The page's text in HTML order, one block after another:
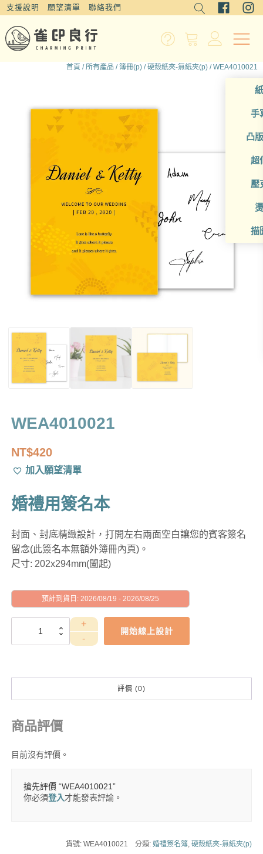
支援說明 願望清單 聯絡我們
手
凸
超
壓
描
首頁 /所有產品 /簿冊(p) /硬殼紙夾-無紙夾(p) / WEA4010021
WEA4010021
NT$420
加入願望清單
婚禮用簽名本
封面、封底精緻設計，打開左右兩面空白讓您的賓客簽名
留念(此簽名本無額外簿冊內頁)。
尺寸: 202x294mm(闔起)
預計到貨日: 2026/08/19 - 2026/08/25
WEA4010021
開始線上設計
評價 (0)
商品評價
目前沒有評價。
搶先評價 “WEA4010021”
你必須登入才能發表評論。
貨號:WEA4010021 分類:婚禮簽名簿,硬殼紙夾-無紙夾(p)